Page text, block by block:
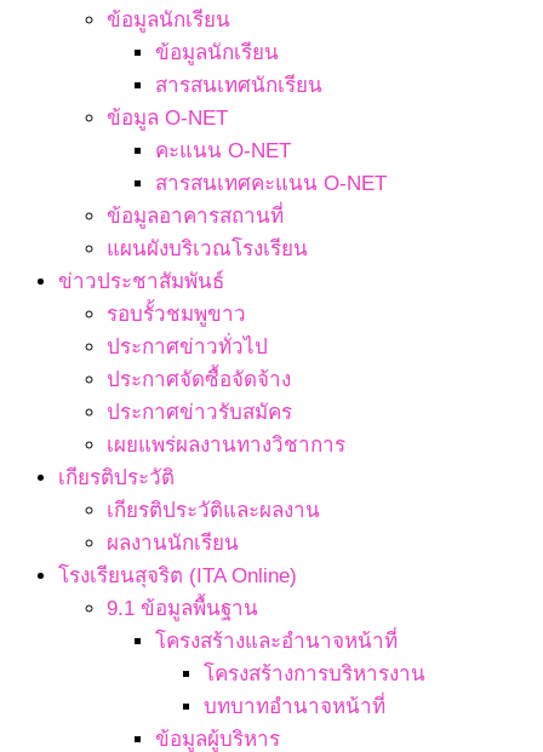
ข้อมูลนักเรียน
ข้อมูลนักเรียน
สารสนเทศนักเรียน
ข้อมูล O-NET
คะแนน O-NET
สารสนเทศคะแนน O-NET
ข้อมูลอาคารสถานที่
แผนผังบริเวณโรงเรียน
ข่าวประชาสัมพันธ์
รอบรั้วชมพูขาว
ประกาศข่าวทั่วไป
ประกาศจัดซื้อจัดจ้าง
ประกาศข่าวรับสมัคร
เผยแพร่ผลงานทางวิชาการ
เกียรติประวัติ
เกียรติประวัติและผลงาน
ผลงานนักเรียน
โรงเรียนสุจริต (ITA Online)
9.1 ข้อมูลพื้นฐาน
โครงสร้างและอำนาจหน้าที่
โครงสร้างการบริหารงาน
บทบาทอำนาจหน้าที่
ข้อมูลผู้บริหาร